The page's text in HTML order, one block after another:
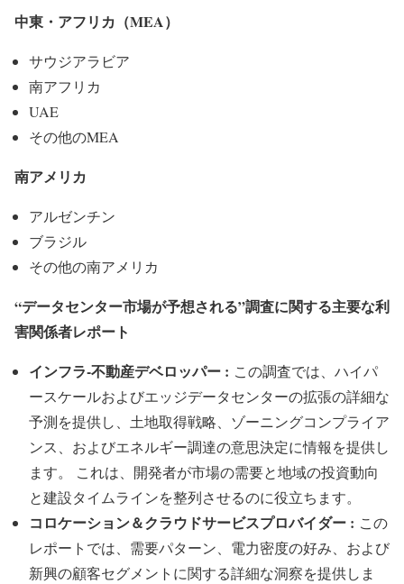
中東・アフリカ（MEA）
サウジアラビア
南アフリカ
UAE
その他のMEA
南アメリカ
アルゼンチン
ブラジル
その他の南アメリカ
“データセンター市場が予想される”調査に関する主要な利
害関係者レポート
インフラ-不動産デベロッパー : この調査では、ハイパ
ースケールおよびエッジデータセンターの拡張の詳細な
予測を提供し、土地取得戦略、ゾーニングコンプライア
ンス、およびエネルギー調達の意思決定に情報を提供し
ます。 これは、開発者が市場の需要と地域の投資動向
と建設タイムラインを整列させるのに役立ちます。
コロケーション＆クラウドサービスプロバイダー : この
レポートでは、需要パターン、電力密度の好み、および
新興の顧客セグメントに関する詳細な洞察を提供しま